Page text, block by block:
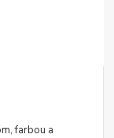
farbou a